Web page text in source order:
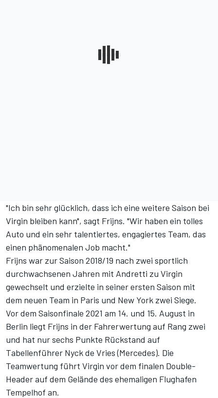
"Ich bin sehr glücklich, dass ich eine weitere Saison bei
Virgin bleiben kann", sagt Frijns. "Wir haben ein tolles
Auto und ein sehr talentiertes, engagiertes Team, das
einen phänomenalen Job macht."
Frijns war zur Saison 2018/19 nach zwei sportlich
durchwachsenen Jahren mit Andretti zu Virgin
gewechselt und erzielte in seiner ersten Saison mit
dem neuen Team in Paris und New York zwei Siege.
Vor dem Saisonfinale 2021 am 14. und 15. August in
Berlin liegt Frijns in der Fahrerwertung auf Rang zwei
und hat nur sechs Punkte Rückstand auf
Tabellenführer Nyck de Vries (Mercedes). Die
Teamwertung führt Virgin vor dem finalen Double-
Header auf dem Gelände des ehemaligen Flughafen
Tempelhof an.